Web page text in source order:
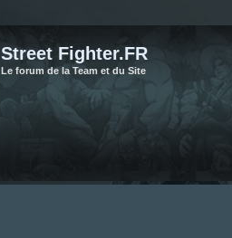
Street Fighter.FR
Le forum de la Team et du Site